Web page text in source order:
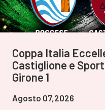
Coppa Italia
Castiglione e
Girone 1
Agosto 07,2026